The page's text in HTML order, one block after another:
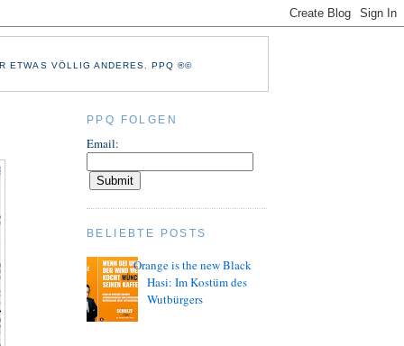
ETWAS VÖLLIG ANDERES. PPQ ®©
PPQ FOLGEN
Email:
BELIEBTE POSTS
Orange is the new Black
Hasi: Im Kostüm des
Wutbürgers